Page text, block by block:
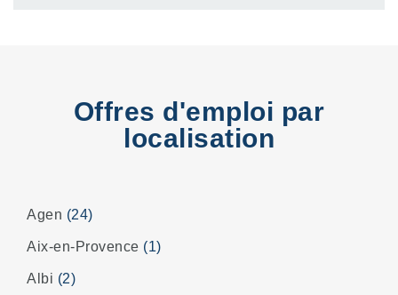
Offres d'emploi par
localisation
Agen (24)
Aix-en-Provence (1)
Albi (2)